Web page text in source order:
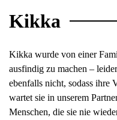
Kikka
Kikka wurde von einer
ausfindig zu machen –
ebenfalls nicht, sodass ihre
wartet sie in unserem
Menschen, die sie nie